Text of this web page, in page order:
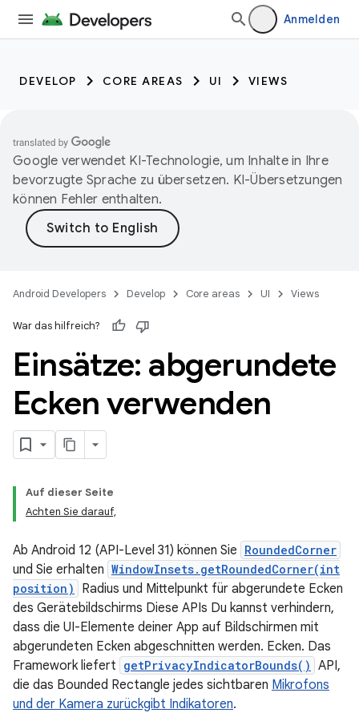
Anmelden
DEVELOP CORE AREAS UI VIEWS
Google verwendet KI-Technologie, um Inhalte in Ihre
bevorzugte Sprache zu übersetzen. KI-Übersetzungen
können Fehler enthalten.
Android Developers Develop Core areas UI Views
War das hilfreich?
Einsätze: abgerundete
Ecken verwenden
Auf dieser Seite
Achten Sie darauf,
Ab Android 12 (API-Level 31) können Sie RoundedCorner
und Sie erhalten WindowInsets.getRoundedCorner(int
position)
Radius und Mittelpunkt für abgerundete Ecken
des Gerätebildschirms Diese APIs Du kannst verhindern,
dass die UI-Elemente deiner App auf Bildschirmen mit
abgerundeten Ecken abgeschnitten werden. Ecken. Das
Framework liefert getPrivacyIndicatorBounds() API,
die das Bounded Rectangle jedes sichtbaren Mikrofons
und der Kamera zurückgibt Indikatoren.